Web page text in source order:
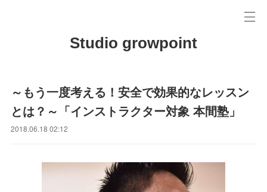
Studio growpoint
～もう一度考える！安全で効果的なレッスン
とは？～「インストラクター対象 本間塾」
2018.06.18 02:12